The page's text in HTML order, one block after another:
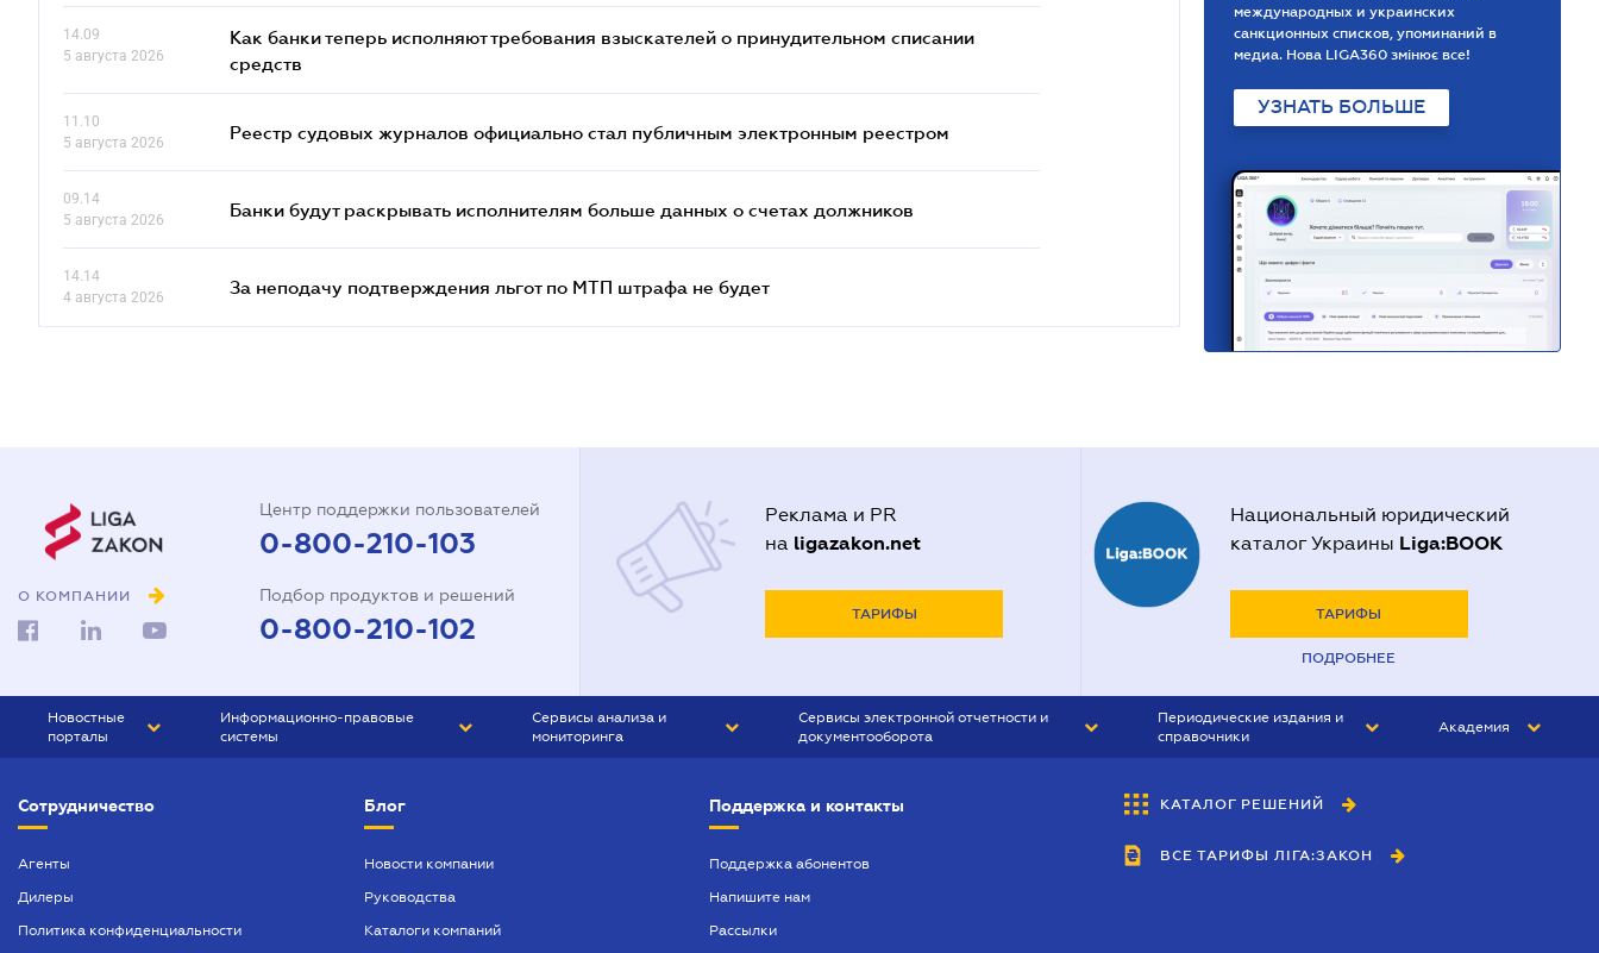
14.09
5 августа 2026
Как банки теперь исполняют требования взыскателей о принудительном списании
средств
11.10
5 августа 2026
Реестр судовых журналов официально стал публичным электронным реестром
09.14
5 августа 2026
Банки будут раскрывать исполнителям больше данных о счетах должников
14.14
4 августа 2026
За неподачу подтверждения льгот по МТП штрафа не будет
международных и украинских
санкционных списков, упоминаний в
медиа. Нова LIGA360 змінює все!
УЗНАТЬ БОЛЬШЕ
О КОМПАНИИ
Центр поддержки пользователей
0-800-210-103
Подбор продуктов и решений
0-800-210-102
Реклама и PR
на ligazakon.net
ТАРИФЫ
Национальный юридический
каталог Украины Liga:BOOK
ТАРИФЫ
ПОДРОБНЕЕ
Новостные
порталы
БИЗНЕС
Информационно-правовые
системы
БУХГАЛТЕР ПРОФ
ЮРИСТ ПРОФ
Сервисы анализа и
мониторинга
Сервисы электронной отчетности и
документооборота
Периодические издания и
справочники
БУХГАЛТЕР&ЗАКОН
ВЕСТНИК МСФО
Академия
Сотрудничество
Агенты
Дилеры
Политика конфиденциальности
Блог
Новости компании
Руководства
Каталоги компаний
Поддержка и контакты
Поддержка абонентов
Напишите нам
Рассылки
КАТАЛОГ РЕШЕНИЙ
ВСЕ ТАРИФЫ ЛІГА:ЗАКОН